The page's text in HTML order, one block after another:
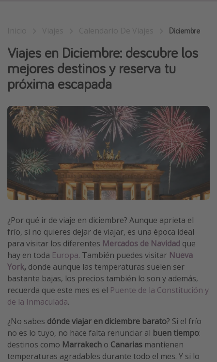
Grecia
Marruecos
Islas Baleares
México
Tailandia
Maldivas
Albania
Inspiración para viajes
Camping
Glamping
Viajes en tren
Viajar sola como mujer
Ofertas para Vacaciones Activas
Viajes en familia
Vacaciones de Playa
Viajes para singles
Más temas
Trabajar en el extranjero
Diciembre
Viajes en Diciembre: descubre los
mejores destinos y reserva tu
próxima escapada
¿Por qué ir de viaje en diciembre? Aunque aprieta el
frío, si no quieres dejar de viajar, es una época ideal
para visitar los diferentes Mercados de Navidad que
hay en toda Europa. También puedes visitar Nueva
York, donde aunque las temperaturas suelen ser
bastante bajas, los precios también lo son y además,
recuerda que este mes es el Puente de la Constitución y
de la Inmaculada.
¿No sabes dónde viajar en diciembre barato? Si el frío
no es lo tuyo, no hace falta renunciar al buen tiempo:
destinos como Marrakech o Canarias mantienen
temperaturas agradables durante todo el mes. Y si lo